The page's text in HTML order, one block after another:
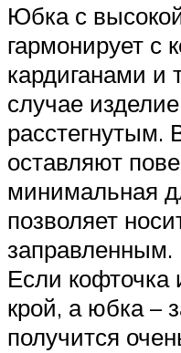
Юбка с
гармонирует с
кардиганами и
случае
расстегнутым.
оставляют
минимальная
позволяет
заправленным.
Если кофточка
крой, а юбка –
получится